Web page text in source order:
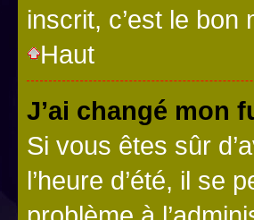
inscrit, c’est le
Haut
J’ai changé mon
Si vous êtes sûr
l’heure d’été, il se